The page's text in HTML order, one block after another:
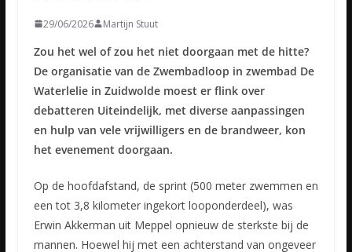
29/06/2026 Martijn Stuut
Zou het wel of zou het niet doorgaan met de hitte?
De organisatie van de Zwembadloop in zwembad De
Waterlelie in Zuidwolde moest er flink over
debatteren Uiteindelijk, met diverse aanpassingen
en hulp van vele vrijwilligers en de brandweer, kon
het evenement doorgaan.
Op de hoofdafstand, de sprint (500 meter zwemmen en
een tot 3,8 kilometer ingekort looponderdeel), was
Erwin Akkerman uit Meppel opnieuw de sterkste bij de
mannen. Hoewel hij met een achterstand van ongeveer